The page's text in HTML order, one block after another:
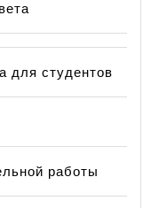
для студентов
работы